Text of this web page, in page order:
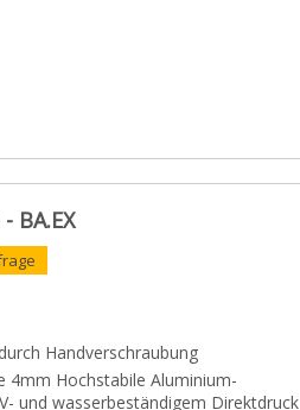
BA.EX
Handverschraubung
4mm Hochstabile Aluminium-
und wasserbeständigem Direktdruck